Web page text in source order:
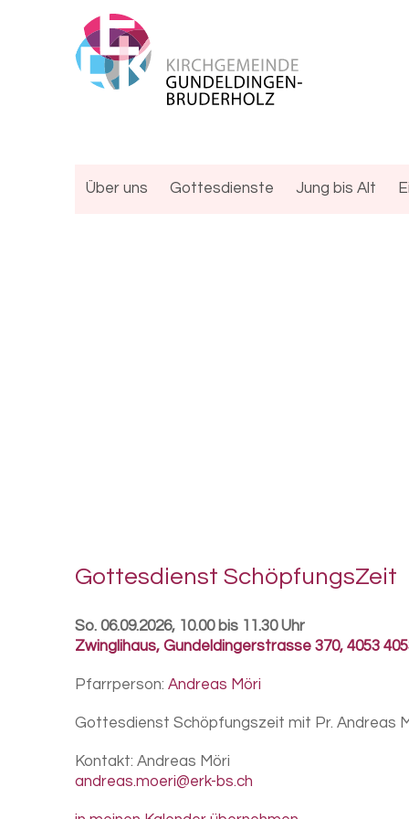
Über uns Gottesdienste Jung bis Alt
Got­tes­dienst Schöp­fungs­Zeit
So. 06.09.2026, 10.00 bis 11.30 Uhr
Zwinglihaus, Gundeldingerstrasse 370, 4053
Pfarrperson: Andreas Möri
Gottesdienst Schöpfungszeit mit Pr. Andreas
Kontakt: Andreas Möri
andreas.moeri@erk-bs.ch